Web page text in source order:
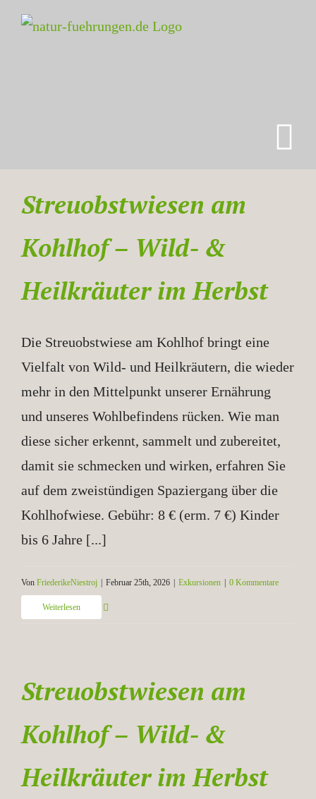
Zum
Inhalt
Streuobstwiesen am
Kohlhof – Wild- &
Heilkräuter im Herbst
Die Streuobstwiese am Kohlhof bringt eine
Vielfalt von Wild- und Heilkräutern, die wieder
mehr in den Mittelpunkt unserer Ernährung
und unseres Wohlbefindens rücken. Wie man
diese sicher erkennt, sammelt und zubereitet,
damit sie schmecken und wirken, erfahren Sie
auf dem zweistündigen Spaziergang über die
Kohlhofwiese. Gebühr: 8 € (erm. 7 €) Kinder
bis 6 Jahre [...]
Von FriederikeNiestroj Februar 25th, 2026 Exkursionen 0 Kommentare
Weiterlesen
Streuobstwiesen am
Kohlhof – Wild- &
Heilkräuter im Herbst